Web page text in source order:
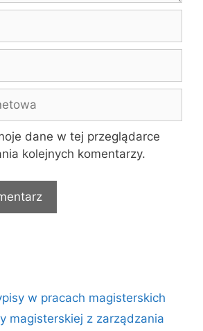
dane w tej przeglądarce
kolejnych komentarzy.
w pracach magisterskich
magisterskiej z zarządzania